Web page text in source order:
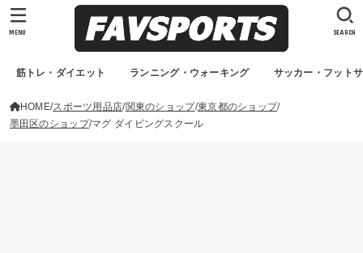
筋トレ・ダイエット ランニング・ウォーキング サッカー・フット
SEARCH
MENU
HOME スポーツ用品店 関東のショップ 東京都のショップ
墨田区のショップ マグ ダイビングスクール